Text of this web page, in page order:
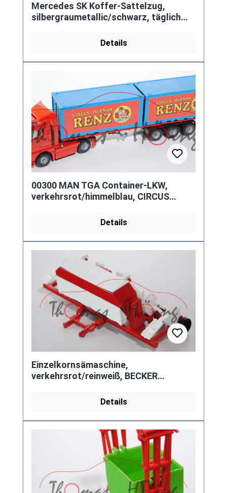
Mercedes SK Koffer-Sattelzug,
silbergraumetallic/schwarz, täglich
Details
00300 MAN TGA Container-LKW,
verkehrsrot/himmelblau, CIRCUS
Details
Einzelkornsämaschine,
verkehrsrot/reinweiß, BECKER
Details